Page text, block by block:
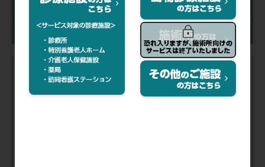
入数
注文コード（メーカー品番）
053-929（SS-010F2716）